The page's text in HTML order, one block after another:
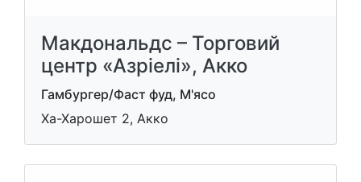
Макдональдс – Торговий
центр «Азріелі», Акко
Гамбургер/Фаст фуд, М'ясо
Ха-Харошет 2, Акко